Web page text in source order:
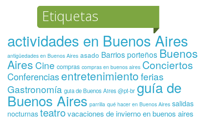
Etiquetas
actividades en Buenos Aires
antigüedades en Buenos Aires asado Barrios porteños Buenos
Aires Cine compras compras en buenos aires Conciertos
Conferenciasentretenimientoferias
Gastronomía guia de Buenos Aires @pt-br guía de
Buenos Aires parrilla qué hacer en Buenos Aires salidas
nocturnas teatrovacaciones de invierno en buenos aires